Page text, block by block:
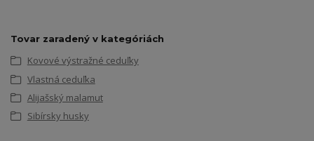
Tovar zaradený v kategóriách
Kovové výstražné ceduľky
Vlastná ceduľka
Alijašský malamut
Sibírsky husky